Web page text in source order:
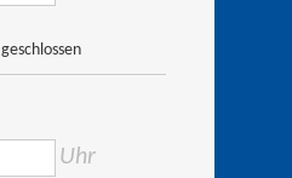
geschlossen
Uhr